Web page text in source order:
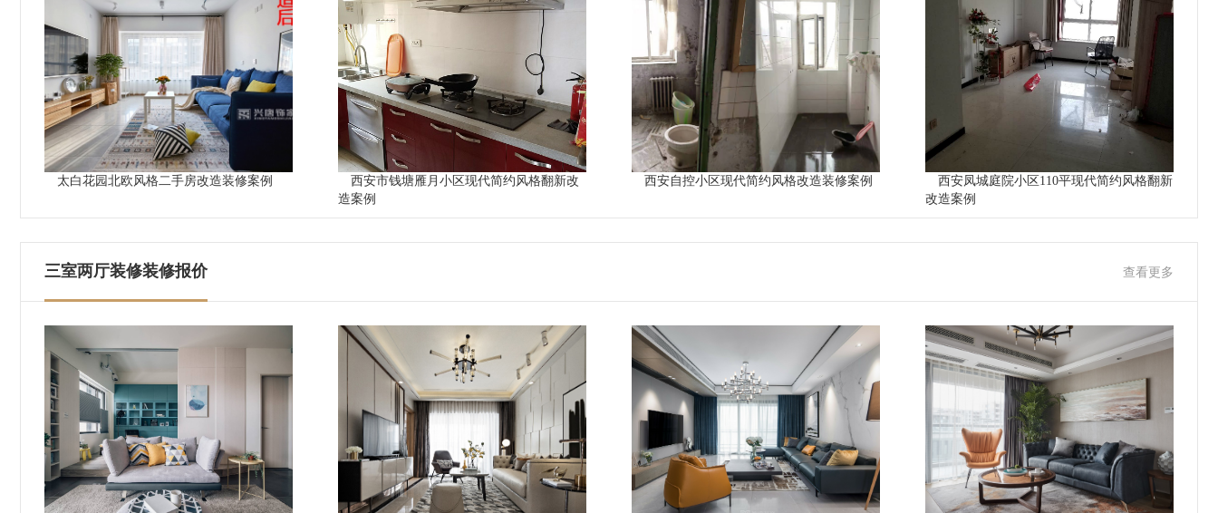
太白花园北欧风格二手房改造装修案例
西安市钱塘雁月小区现代简约风格翻新改
造案例
西安自控小区现代简约风格改造装修案例
西安凤城庭院小区110平现代简约风格翻新
改造案例
三室两厅装修装修报价 查看更多